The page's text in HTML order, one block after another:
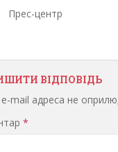
Прес-центр
ВІДПОВІДЬ
mail адреса не
*